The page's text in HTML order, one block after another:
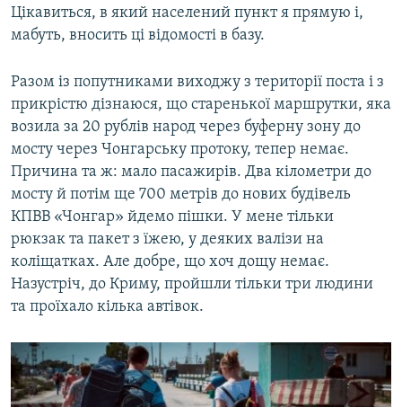
Цікавиться, в який населений пункт я прямую і,
мабуть, вносить ці відомості в базу.
Разом із попутниками виходжу з території поста і з
прикрістю дізнаюся, що старенької маршрутки, яка
возила за 20 рублів народ через буферну зону до
мосту через Чонгарську протоку, тепер немає.
Причина та ж: мало пасажирів. Два кілометри до
мосту й потім ще 700 метрів до нових будівель
КПВВ «Чонгар» йдемо пішки. У мене тільки
рюкзак та пакет з їжею, у деяких валізи на
коліщатках. Але добре, що хоч дощу немає.
Назустріч, до Криму, пройшли тільки три людини
та проїхало кілька автівок.